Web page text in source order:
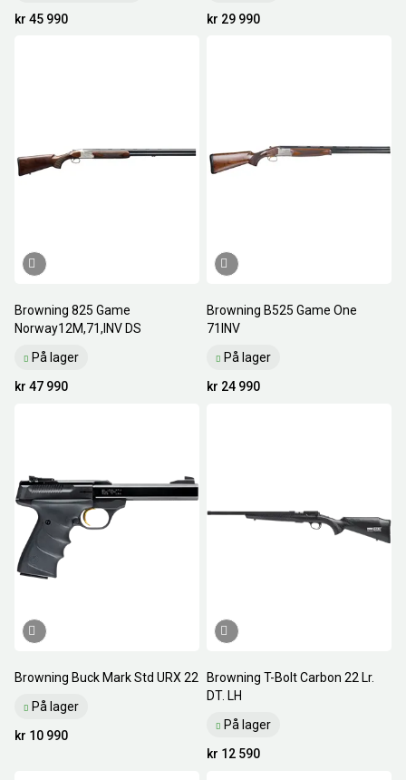
kr 45 990
kr 29 990
Browning 825 Game
Norway12M,71,INV DS
På lager
kr 47 990
Browning B525 Game One
71INV
På lager
kr 24 990
Browning Buck Mark Std URX 22
På lager
kr 10 990
Browning T-Bolt Carbon 22 Lr.
DT. LH
På lager
kr 12 590